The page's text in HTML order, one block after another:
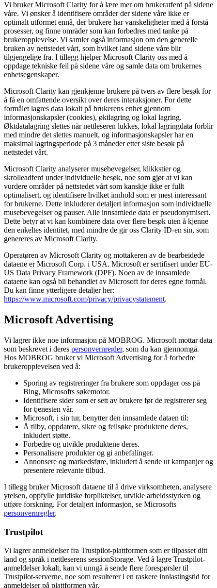
Vi bruker Microsoft Clarity for å lære mer om brukeratferd på sidene
våre. Vi ønsker å identifisere områder der sidene våre ikke er
optimalt utformet ennå, der brukere har vanskeligheter med å forstå
prosesser, og finne områder som kan forbedres med tanke på
brukeropplevelse. Vi samler også informasjon om den generelle
bruken av nettstedet vårt, som hvilket land sidene våre blir
tilgjengelige fra. I tillegg hjelper Microsoft Clarity oss med å
oppdage tekniske feil på sidene våre og samle data om brukernes
enhetsegenskaper.
Microsoft Clarity kan gjenkjenne brukere på tvers av flere besøk for
å få en omfattende oversikt over deres interaksjoner. For dette
formålet lagres data lokalt på brukerens enhet gjennom
informasjonskapsler (cookies), øktlagring og lokal lagring.
Øktdatalagring slettes når nettleseren lukkes, lokal lagringdata forblir
med mindre det slettes manuelt, og informasjonskapsler har en
maksimal lagringsperiode på 3 måneder etter siste besøk på
nettstedet vårt.
Microsoft Clarity analyserer musebevegelser, klikkstier og
skrolleadferd under individuelle besøk, noe som gjør at vi kan
vurdere områder på nettstedet vårt som kanskje ikke er fullt
optimalisert, og identifisere hvilket innhold som er mest interessant
for brukerne. Dette inkluderer detaljert informasjon som individuelle
musebevegelser og pauser. Alle innsamlede data er pseudonymisert.
Dette betyr at vi kan kombinere data over flere besøk uten å kjenne
den enkeltes identitet, med mindre de gir oss Clarity ID-en sin, som
genereres av Microsoft Clarity.
Operatøren av Microsoft Clarity og mottakeren av de bearbeidede
dataene er Microsoft Corp. i USA. Microsoft er sertifisert under EU-
US Data Privacy Framework (DPF). Noen av de innsamlede
dataene kan også bli behandlet av Microsoft for deres egne formål.
Du kan finne ytterligere detaljer her:
https://www.microsoft.com/privacy/privacystatement.
Microsoft Advertising
Vi lagrer ikke noe informasjon på MOBROG. Microsoft mottar data
som beskrevet i deres personvernregler, som du kan gjennomgå.
Hos MOBROG bruker vi Microsoft Advertising for å forbedre
brukeropplevelsen ved å:
Sporing av registreringer fra brukere som oppdager oss på
Bing, Microsofts søkemotor.
Identifisere sider som er sett av brukere før de registrerer seg
for tjenesten vår.
Microsoft, i sin tur, benytter den innsamlede dataen til:
Å tilby, oppdatere, sikre og feilsøke produktene deres,
inkludert støtte.
Forbedre og utvikle produktene deres.
Personalisere produkter og gi anbefalinger.
Annonsere og markedsføre, inkludert å sende ut kampanjer og
presentere relevante tilbud.
I tillegg bruker Microsoft dataene til å drive virksomheten, analysere
ytelsen, oppfylle juridiske forpliktelser, utvikle arbeidsstyrken og
utføre forskning. For detaljert informasjon, se Microsofts
personvernregler.
Trustpilot
Vi lagrer anmeldelser fra Trustpilot-plattformen som er tilpasset ditt
land og språk i nettleserens sessionStorage. Ved å lagre Trustpilot-
anmeldelser lokalt, kan vi unngå å sende flere forespørsler til
Trustpilot-serverne, noe som resulterer i en raskere innlastingstid for
anmeldelser på plattformen vår.